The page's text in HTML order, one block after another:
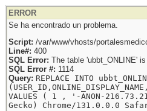
ERROR
Se ha encontrado un problema.
Script: /var/www/vhosts/
Line#: 400
SQL Error: The table 'ubbt_ONLINE' is
SQL Error #: 1114
Query: REPLACE INTO
VALUES ( 1 , '-ANON-
Gecko) Chrome/131.0.0.0